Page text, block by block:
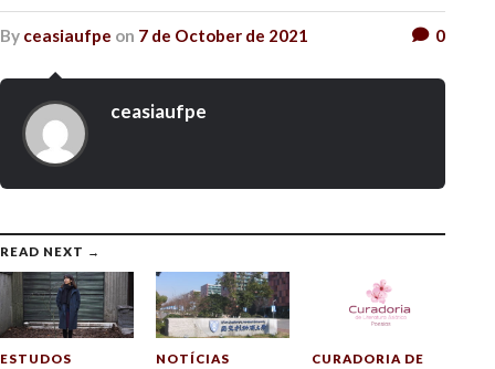
by ceasiaufpe on 7 de October de 2021 0
ceasiaufpe
READ NEXT →
ESTUDOS
NOTÍCIAS
CURADORIA DE